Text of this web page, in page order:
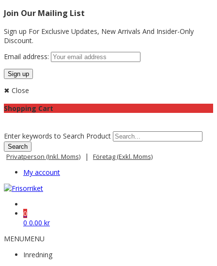
Join Our Mailing List
Sign up For Exclusive Updates, New Arrivals And Insider-Only
Discount.
Email address:
✖ Close
Shopping Cart
Enter keywords to Search Product
Privatperson (inkl. Moms) | Företag (exkl. Moms)
My account
0
0 0.00 kr
MENUMENU
Inredning